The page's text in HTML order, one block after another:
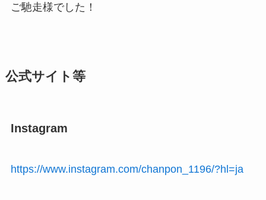
ご馳走様でした！
公式サイト等
Instagram
https://www.instagram.com/chanpon_1196/?hl=ja